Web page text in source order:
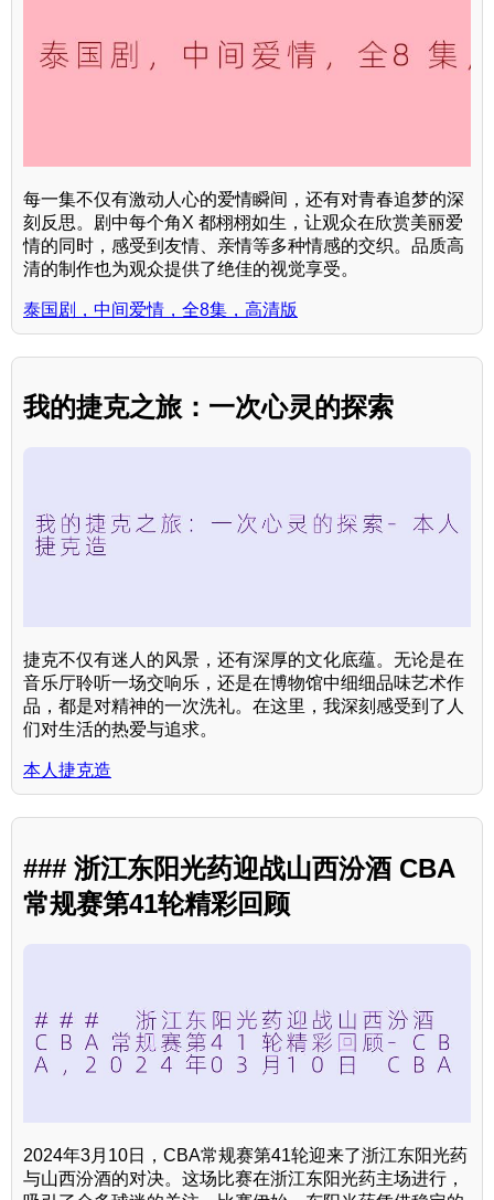
每一集不仅有激动人心的爱情瞬间，还有对青春追梦的深
刻反思。剧中每个角X 都栩栩如生，让观众在欣赏美丽爱
情的同时，感受到友情、亲情等多种情感的交织。品质高
清的制作也为观众提供了绝佳的视觉享受。
泰国剧，中间爱情，全8集，高清版
我的捷克之旅：一次心灵的探索
捷克不仅有迷人的风景，还有深厚的文化底蕴。无论是在
音乐厅聆听一场交响乐，还是在博物馆中细细品味艺术作
品，都是对精神的一次洗礼。在这里，我深刻感受到了人
们对生活的热爱与追求。
本人捷克造
### 浙江东阳光药迎战山西汾酒 CBA
常规赛第41轮精彩回顾
2024年3月10日，CBA常规赛第41轮迎来了浙江东阳光药
与山西汾酒的对决。这场比赛在浙江东阳光药主场进行，